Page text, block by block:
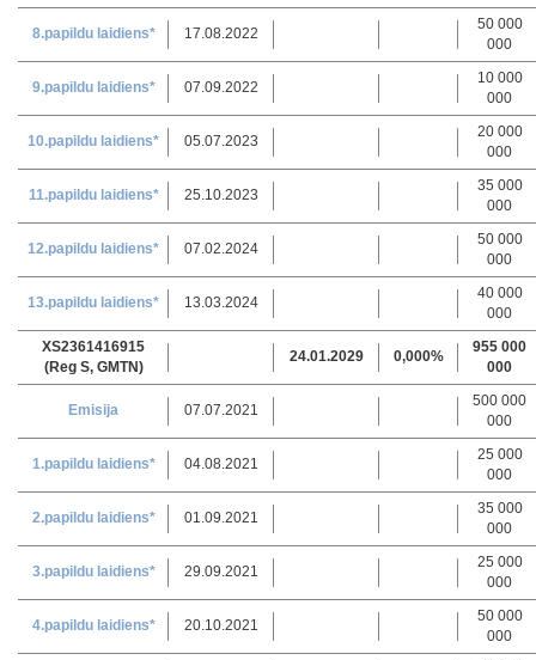
8.papildu laidiens* 17.08.2022
50 000
000
9.papildu laidiens* 07.09.2022
10 000
000
10.papildu laidiens* 05.07.2023
20 000
000
11.papildu laidiens* 25.10.2023
35 000
000
12.papildu laidiens* 07.02.2024
50 000
000
13.papildu laidiens* 13.03.2024
40 000
000
XS2361416915
(Reg S, GMTN)
24.01.2029 0,000%
955 000
000
Emisija 07.07.2021
500 000
000
1.papildu laidiens* 04.08.2021
25 000
000
2.papildu laidiens* 01.09.2021
35 000
000
3.papildu laidiens* 29.09.2021
25 000
000
4.papildu laidiens* 20.10.2021
50 000
000